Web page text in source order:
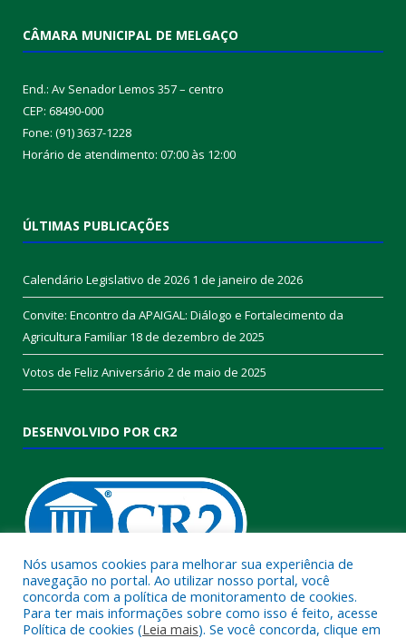
CÂMARA MUNICIPAL DE MELGAÇO
End.: Av Senador Lemos 357 – centro
CEP: 68490-000
Fone: (91) 3637-1228
Horário de atendimento: 07:00 às 12:00
ÚLTIMAS PUBLICAÇÕES
Calendário Legislativo de 2026 1 de janeiro de 2026
Convite: Encontro da APAIGAL: Diálogo e Fortalecimento da
Agricultura Familiar 18 de dezembro de 2025
Votos de Feliz Aniversário 2 de maio de 2025
DESENVOLVIDO POR CR2
Muito mais quecriar siteousistema para prefeituras!
Realizamos umaassessoriacompleta, onde garantimos em
Nós usamos cookies para melhorar sua experiência de
navegação no portal. Ao utilizar nosso portal, você
concorda com a política de monitoramento de cookies.
Para ter mais informações sobre como isso é feito, acesse
Política de cookies (Leia mais). Se você concorda, clique em